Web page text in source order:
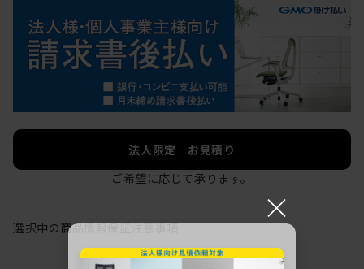
法人限定 お見積り
ご希望に応じて承ります。
選択中の商品情報保証注意事項
×